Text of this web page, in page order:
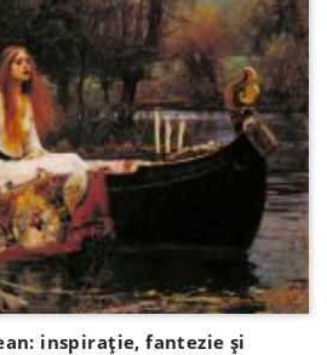
inspirație, fantezie și